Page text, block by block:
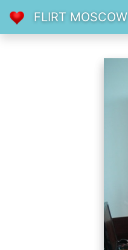
FLIRT MOSCOW